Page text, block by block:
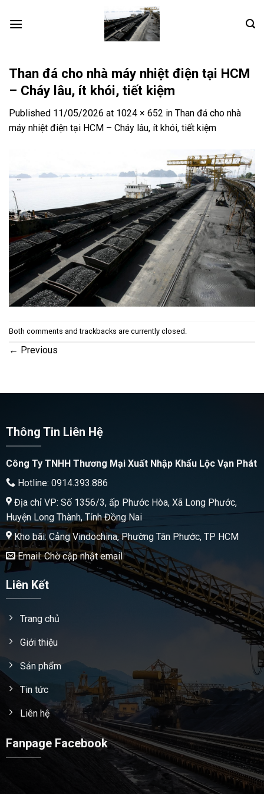
Than đá cho nhà máy nhiệt điện tại HCM
– Cháy lâu, ít khói, tiết kiệm
Published 11/05/2026 at 1024 × 652 in Than đá cho nhà
máy nhiệt điện tại HCM – Cháy lâu, ít khói, tiết kiệm
Both comments and trackbacks are currently closed.
← Previous
Thông Tin Liên Hệ
Công Ty TNHH Thương Mại Xuất Nhập Khẩu Lộc Vạn Phát
Hotline: 0914.393.886
Địa chỉ VP: Số 1356/3, ấp Phước Hòa, Xã Long Phước,
Huyện Long Thành, Tỉnh Đồng Nai
Kho bãi: Cảng Vindochina, Phường Tân Phước, TP HCM
Email: Chờ cập nhật email
Liên Kết
Trang chủ
Giới thiệu
Sản phẩm
Tin tức
Liên hệ
Fanpage Facebook